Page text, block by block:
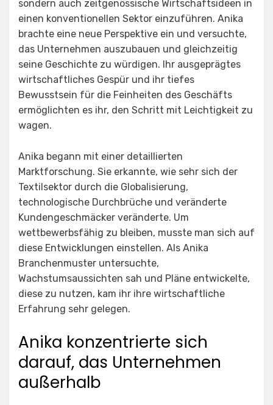
sondern auch zeitgenössische Wirtschaftsideen in
einen konventionellen Sektor einzuführen. Anika
brachte eine neue Perspektive ein und versuchte,
das Unternehmen auszubauen und gleichzeitig
seine Geschichte zu würdigen. Ihr ausgeprägtes
wirtschaftliches Gespür und ihr tiefes
Bewusstsein für die Feinheiten des Geschäfts
ermöglichten es ihr, den Schritt mit Leichtigkeit zu
wagen.
Anika begann mit einer detaillierten
Marktforschung. Sie erkannte, wie sehr sich der
Textilsektor durch die Globalisierung,
technologische Durchbrüche und veränderte
Kundengeschmäcker veränderte. Um
wettbewerbsfähig zu bleiben, musste man sich auf
diese Entwicklungen einstellen. Als Anika
Branchenmuster untersuchte,
Wachstumsaussichten sah und Pläne entwickelte,
diese zu nutzen, kam ihr ihre wirtschaftliche
Erfahrung sehr gelegen.
Anika konzentrierte sich
darauf, das Unternehmen
außerhalb